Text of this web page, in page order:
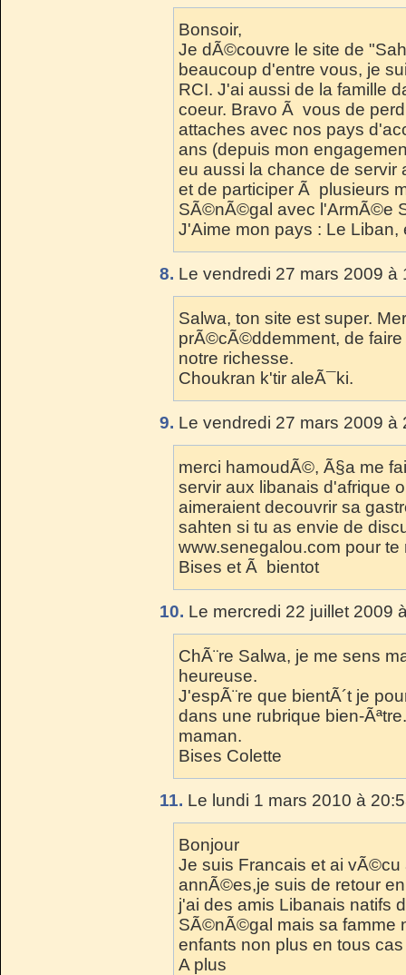
Bonsoir,
Je dÃ©couvre le site de
beaucoup d'entre vous, je
RCI. J'ai aussi de la famille
coeur. Bravo Ã vous de
attaches avec nos pays
ans (depuis mon
eu aussi la chance de servir
et de participer Ã plusieurs
SÃ©nÃ©gal avec l'ArmÃ©e
J'Aime mon pays : Le
8. Le vendredi 27 mars 2009 à
Salwa, ton site est super.
prÃ©cÃ©ddemment, de
notre richesse.
Choukran k'tir aleÃ¯ki.
9. Le vendredi 27 mars 2009 à
merci hamoudÃ©, Ã§a me
servir aux libanais d'afrique
aimeraient decouvrir sa
sahten si tu as envie de
www.senegalou.com pour
Bises et Ã bientot
10. Le mercredi 22 juillet 2009
ChÃ¨re Salwa, je me sens
heureuse.
J'espÃ¨re que bientÃ´t je
dans une rubrique bien-
maman.
Bises Colette
11. Le lundi 1 mars 2010 à
Bonjour
Je suis Francais et ai
annÃ©es,je suis de retour
j'ai des amis Libanais natifs
SÃ©nÃ©gal mais sa famme
enfants non plus en tous
A plus